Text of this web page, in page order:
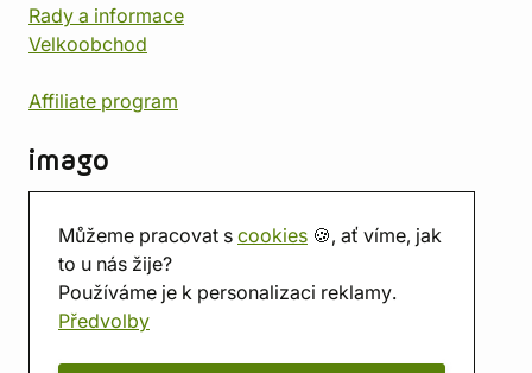
Můžeme pracovat s cookies 🍪, ať víme, jak
to u nás žije?
Používáme je k personalizaci reklamy.
Předvolby
Rady a informace
Velkoobchod
Affiliate program
imago
Prodejna
Herna
O nás
Hodnocení obchodu